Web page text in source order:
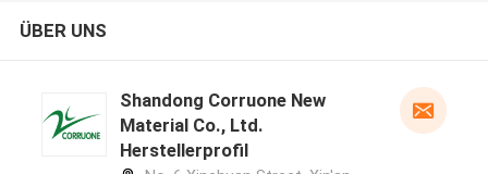
ÜBER UNS
Shandong Corruone New
Material Co., Ltd.
Herstellerprofil